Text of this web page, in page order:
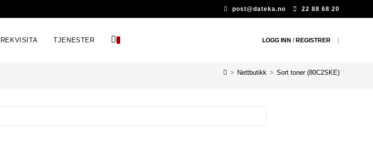
post@dateka.no 22 88 68 20
LOGG INN / REGISTRER |
REKVISITA TJENESTER 0
> Nettbutikk > Sort toner (80C2SKE)